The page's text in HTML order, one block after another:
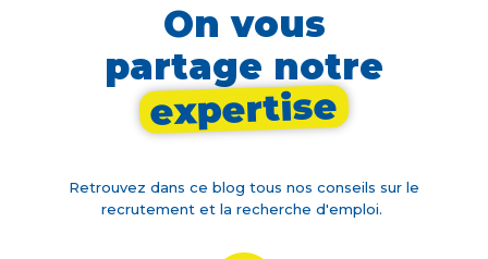
On vous
partage notre
expertise
Retrouvez dans ce blog tous nos conseils sur le
recrutement et la recherche d'emploi.